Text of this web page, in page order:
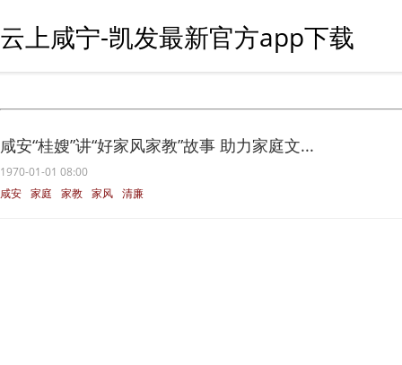
云上咸宁-凯发最新官方app下载
咸安“桂嫂”讲“好家风家教”故事 助力家庭文...
1970-01-01 08:00
咸安 家庭 家教 家风 清廉